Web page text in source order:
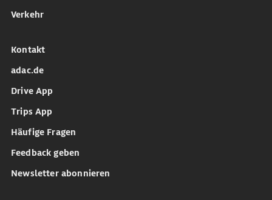
Verkehr
Kontakt
adac.de
Drive App
Trips App
Häufige Fragen
Feedback geben
Newsletter abonnieren